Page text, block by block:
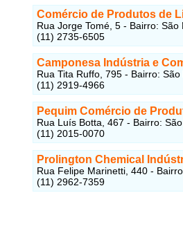
Comércio de Produtos de
Rua Jorge Tomé, 5 - Bairro:
(11) 2735-6505
Camponesa Indústria e
Rua Tita Ruffo, 795 - Bairro:
(11) 2919-4966
Pequim Comércio de
Rua Luís Botta, 467 - Bairro:
(11) 2015-0070
Prolington Chemical
Rua Felipe Marinetti, 440 -
(11) 2962-7359